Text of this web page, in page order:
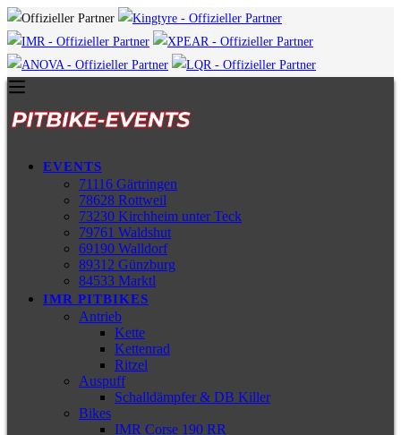
EVENTS
71116 Gärtringen
78628 Rottweil
73230 Kirchheim unter Teck
79761 Waldshut
69190 Walldorf
89312 Günzburg
84533 Marktl
IMR PITBIKES
Antrieb
Kette
Kettenrad
Ritzel
Auspuff
Schalldämpfer & DB Killer
Bikes
IMR Corse 190 RR